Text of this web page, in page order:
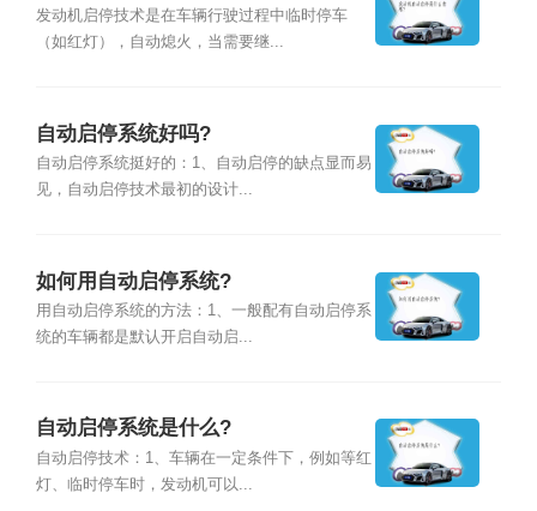
发动机启停技术是在车辆行驶过程中临时停车
（如红灯），自动熄火，当需要继...
自动启停系统好吗?
自动启停系统挺好的：1、自动启停的缺点显而易
见，自动启停技术最初的设计...
如何用自动启停系统?
用自动启停系统的方法：1、一般配有自动启停系
统的车辆都是默认开启自动启...
自动启停系统是什么?
自动启停技术：1、车辆在一定条件下，例如等红
灯、临时停车时，发动机可以...